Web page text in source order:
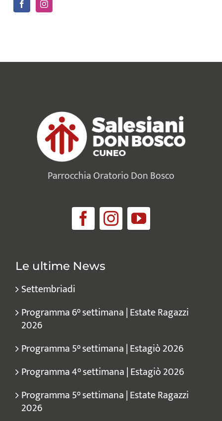
Parrocchia Oratorio Don Bosco
Le ultime News
Settembriadi
Programma 6° settimana | Estate Ragazzi
2026
Programma 5° settimana | Estagiò 2026
Programma 4° settimana | Estagiò 2026
Programma 5° settimana | Estate Ragazzi
2026